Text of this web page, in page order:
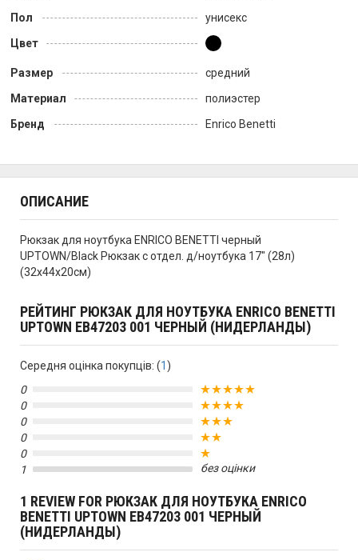
Пол
унисекс
Цвет
Размер
средний
Материал
полиэстер
Бренд
Enrico Benetti
ОПИСАНИЕ
Рюкзак для ноутбука ENRICO BENETTI черный
UPTOWN/Black Рюкзак с отдел. д/ноутбука 17" (28л)
(32x44x20см)
РЕЙТИНГ РЮКЗАК ДЛЯ НОУТБУКА ENRICO BENETTI
UPTOWN EB47203 001 ЧЕРНЫЙ (НИДЕРЛАНДЫ)
Середня оцінка покупців: (1)
0
0
0
0
0
1
без оцінки
1 REVIEW FOR РЮКЗАК ДЛЯ НОУТБУКА ENRICO
BENETTI UPTOWN EB47203 001 ЧЕРНЫЙ
(НИДЕРЛАНДЫ)